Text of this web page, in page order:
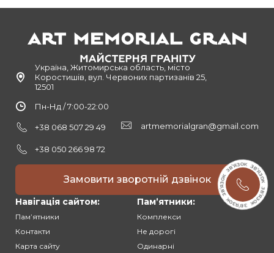
Україна, Житомирська область, місто
Коростишів, вул. Червоних партизанів 25,
12501
Пн-Нд / 7:00-22:00
+38 068 507 29 49
+38 050 266 98 72
artmemorialgran@gmail.com
Замовити зворотній дзвінок
Навігація сайтом:
Памʼятники
Контакти
Карта сайту
Памʼятники:
Комплекси
Не дорогі
Одинарні